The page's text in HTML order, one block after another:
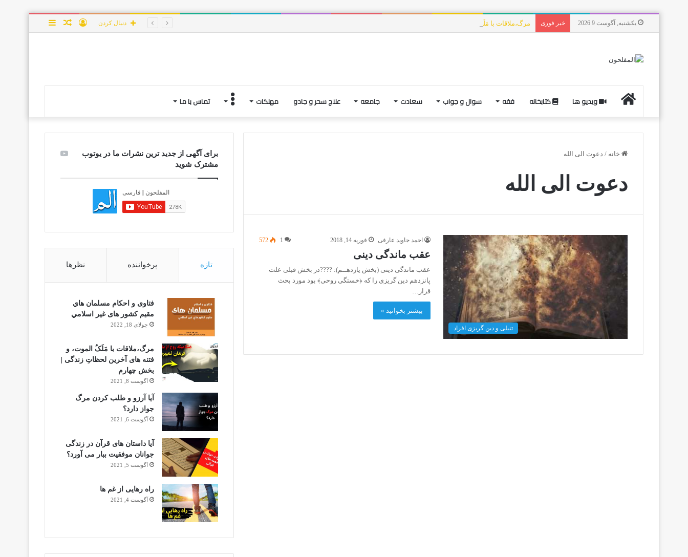
یکشنبه, آگوست 9 2026 خبر فوری مرگ،ملاقات با مَلَکُ الموت، و فتنه های آخرین لحظاتِ زندگی | بخش چهارم نوشته ورود دنبال کردن
ویدیو ها کتابخانه فقه سوال و جواب سعادت جامعه علاج سحر و جادو مهلکات تماس با ما
خانه / دعوت الی الله
دعوت الی الله
تنبلی و دین گریزی افراد
احمد جاوید عارفی فوریه 14, 2018 1
572
عقب ماندگی دینی
عقب ماندگی دینی (بخش یازدهــم): ????در بخش قبلی علت
پانزدهم دین گریزی را که ﴿خستگی روحی﴾ بود مورد بحث
قرار…
بیشتر بخوانید »
برای آگهی از جدید ترین نشرات ما در یوتوب
مشترک شوید
تازه پرخواننده نظرها
فتاوى و احكام مسلمان هاي
مقيم كشور هاى غير اسلامي
جولای 18, 2022
مرگ،ملاقات با مَلَکُ الموت، و
فتنه های آخرین لحظاتِ زندگی |
بخش چهارم
آگوست 8, 2021
آیا آرزو و طلب کردن مرگ
جواز دارد؟
آگوست 6, 2021
آیا داستان های قرآن در زندگی
جوانان موفقیت ببار می آورد؟
آگوست 5, 2021
راه رهایی از غم ها
آگوست 4, 2021